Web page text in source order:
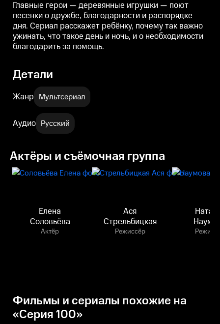
Главные герои — деревянные игрушки — поют
песенки о дружбе, благодарности и распорядке
дня. Сериал расскажет ребёнку, почему так важно
ужинать, что такое день и ночь, и о необходимости
благодарить за помощь.
Детали
Жанр Мультсериал
Аудио Русский
Актёры и съёмочная группа
Елена
Соловьёва
Актёр
Ася
Стрельбицкая
Режиссёр
Фильмы и сериалы похожие на
«Серия 100»